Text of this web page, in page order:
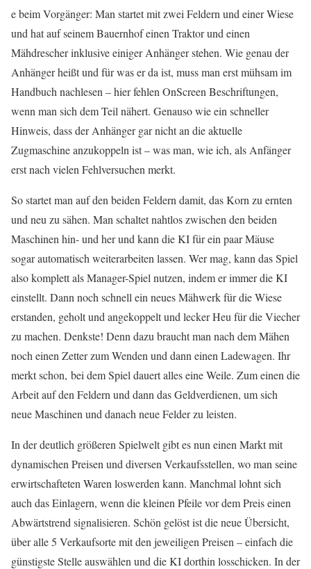
e beim Vorgänger: Man startet mit zwei Feldern und einer Wiese
und hat auf seinem Bauernhof einen Traktor und einen
Mähdrescher inklusive einiger Anhänger stehen. Wie genau der
Anhänger heißt und für was er da ist, muss man erst mühsam im
Handbuch nachlesen – hier fehlen OnScreen Beschriftungen,
wenn man sich dem Teil nähert. Genauso wie ein schneller
Hinweis, dass der Anhänger gar nicht an die aktuelle
Zugmaschine anzukoppeln ist – was man, wie ich, als Anfänger
erst nach vielen Fehlversuchen merkt.
So startet man auf den beiden Feldern damit, das Korn zu ernten
und neu zu sähen. Man schaltet nahtlos zwischen den beiden
Maschinen hin- und her und kann die KI für ein paar Mäuse
sogar automatisch weiterarbeiten lassen. Wer mag, kann das Spiel
also komplett als Manager-Spiel nutzen, indem er immer die KI
einstellt. Dann noch schnell ein neues Mähwerk für die Wiese
erstanden, geholt und angekoppelt und lecker Heu für die Viecher
zu machen. Denkste! Denn dazu braucht man nach dem Mähen
noch einen Zetter zum Wenden und dann einen Ladewagen. Ihr
merkt schon, bei dem Spiel dauert alles eine Weile. Zum einen die
Arbeit auf den Feldern und dann das Geldverdienen, um sich
neue Maschinen und danach neue Felder zu leisten.
In der deutlich größeren Spielwelt gibt es nun einen Markt mit
dynamischen Preisen und diversen Verkaufsstellen, wo man seine
erwirtschafteten Waren loswerden kann. Manchmal lohnt sich
auch das Einlagern, wenn die kleinen Pfeile vor dem Preis einen
Abwärtstrend signalisieren. Schön gelöst ist die neue Übersicht,
über alle 5 Verkaufsorte mit den jeweiligen Preisen – einfach die
günstigste Stelle auswählen und die KI dorthin losschicken. In der